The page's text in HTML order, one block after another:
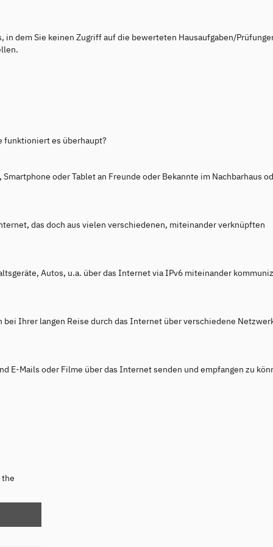
dem Sie keinen Zugriff auf die bewerteten Hausaufgaben/
funktioniert es überhaupt?
oder Tablet an Freunde oder Bekannte im Nachbarhaus
das doch aus vielen verschiedenen, miteinander verknüpften
Autos, u.a. über das Internet via IPv6 miteinander
bei Ihrer langen Reise durch das Internet über verschiedene
E-Mails oder Filme über das Internet senden und empfangen zu
the